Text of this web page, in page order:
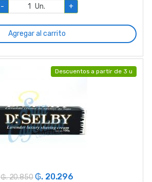
-
Un. +
Agregar al carrito
Descuentos a partir de 3 u
₲. 20.850 ₲. 20.296